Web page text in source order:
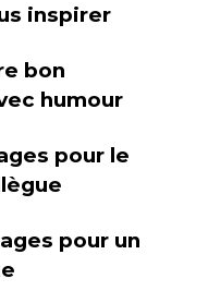
inspirer
bon
humour
pour le
pour un